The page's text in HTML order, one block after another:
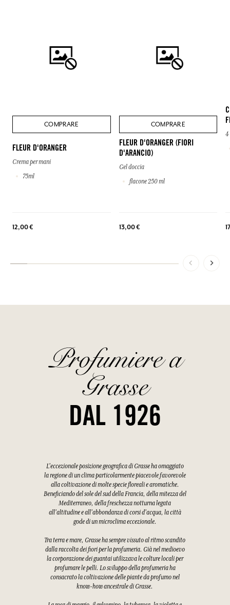
COMPRARE
FLEUR D'ORANGER
Crema per mani
75ml
12,00 €
COMPRARE
FLEUR D'ORANGER (FIORI
D'ARANCIO)
Gel doccia
flacone 250 ml
13,00 €
4
Profumiere a
Grasse
DAL 1926
L'eccezionale posizione geografica di Grasse ha omaggiato
la regione di un clima particolarmente piacevole favorevole
alla coltivazione di molte specie floreali e aromatiche.
Beneficiando del sole del sud della Francia, della mitezza del
Mediterraneo, della freschezza notturna legata
all'altitudine e all'abbondanza di corsi d'acqua, la città
gode di un microclima eccezionale.
Tra terra e mare, Grasse ha sempre vissuto al ritmo scandito
dalla raccolta dei fiori per la profumeria. Già nel medioevo
la corporazione dei guantai utilizzava le colture locali per
profumare le pelli. Lo sviluppo della profumeria ha
consacrato la coltivazione delle piante da profumo nel
know-how ancestrale di Grasse.